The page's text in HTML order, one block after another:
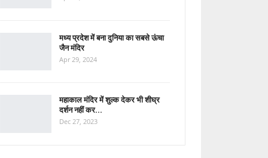
मध्य प्रदेश में बना दुनिया का सबसे ऊंचा
जैन मंदिर
Apr 29, 2024
महाकाल मंदिर में शुल्क देकर भी शीघ्र
दर्शन नहीं कर…
Dec 27, 2023